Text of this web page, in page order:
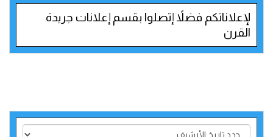
لإعلاناتكم فضلاً إتصلوا بقسم إعلانات جريدة
القرن